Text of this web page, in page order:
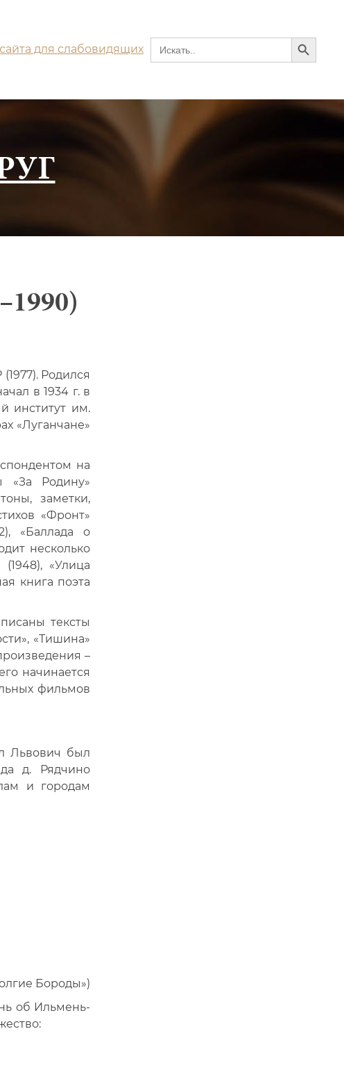
для слабовидящих
Search
for:
Search Button
Родился
в 1934 г. в
институт им.
«Луганчане»
на
«За Родину»
заметки,
«Фронт»
«Баллада о
несколько
«Улица
книга поэта
тексты
«Тишина»
–
начинается
фильмов
Львович был
д. Рядчино
и городам
Бороды»)
об Ильмень-